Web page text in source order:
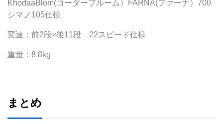
KhodaaBlom(コーダーブルーム）FARNA(ファーナ）700
シマノ105仕様
変速：前2段×後11段 22スピード仕様
重量：8.8kg
まとめ